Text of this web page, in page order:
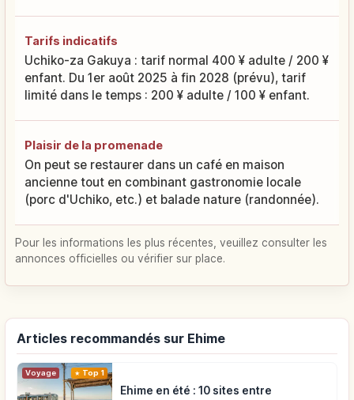
Tarifs indicatifs
Uchiko-za Gakuya : tarif normal 400 ¥ adulte / 200 ¥
enfant. Du 1er août 2025 à fin 2028 (prévu), tarif
limité dans le temps : 200 ¥ adulte / 100 ¥ enfant.
Plaisir de la promenade
On peut se restaurer dans un café en maison
ancienne tout en combinant gastronomie locale
(porc d'Uchiko, etc.) et balade nature (randonnée).
Pour les informations les plus récentes, veuillez consulter les
annonces officielles ou vérifier sur place.
Articles recommandés sur Ehime
Voyage Top 1
Ehime en été : 10 sites entre